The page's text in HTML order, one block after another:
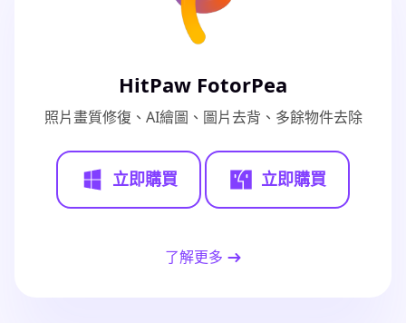
HitPaw FotorPea
照片畫質修復、AI繪圖、圖片去背、多餘物件去除
立即購買 立即購買
了解更多